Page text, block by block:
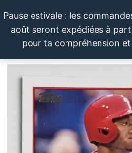
au
contenu
Pause estivale : les
août seront expédiées à
pour ta compréhension et
LE
DU
Cartes
et
produits
du
sport et
de la
pop
culture